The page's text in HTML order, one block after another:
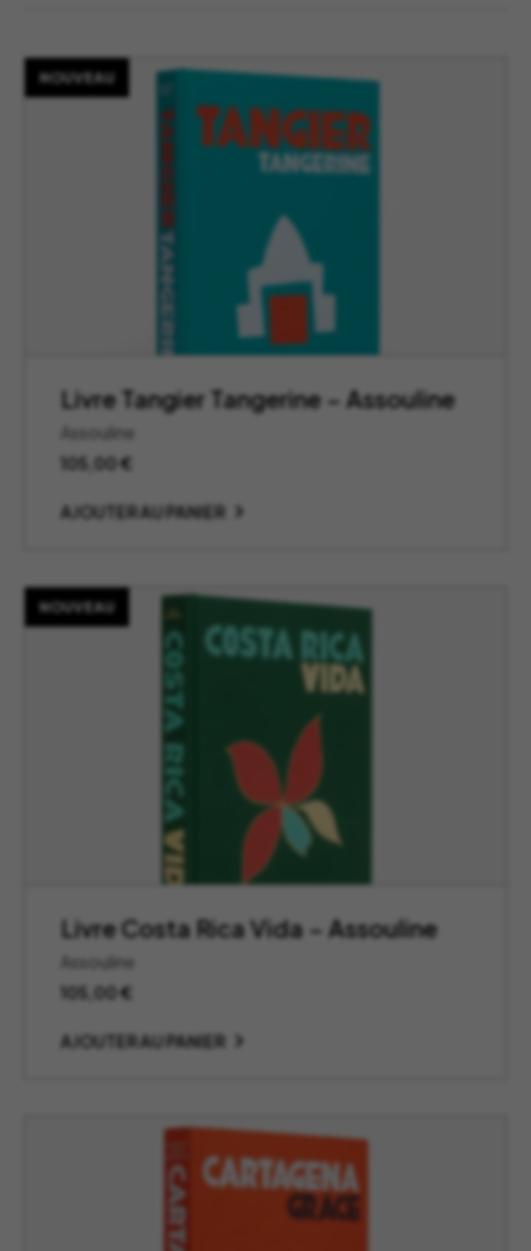
NOUVEAU
Livre Tangier Tangerine – Assouline
Assouline
105,00€
AJOUTER AU PANIER
NOUVEAU
Livre Costa Rica Vida – Assouline
Assouline
105,00€
AJOUTER AU PANIER